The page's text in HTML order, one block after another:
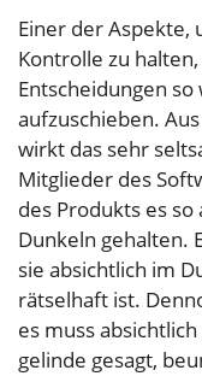
Einer der Aspekte,
Kontrolle zu
Entscheidungen
aufzuschieben.
wirkt das sehr
Mitglieder des
des Produkts es
Dunkeln gehalten.
sie absichtlich im
rätselhaft ist.
es muss
gelinde gesagt,